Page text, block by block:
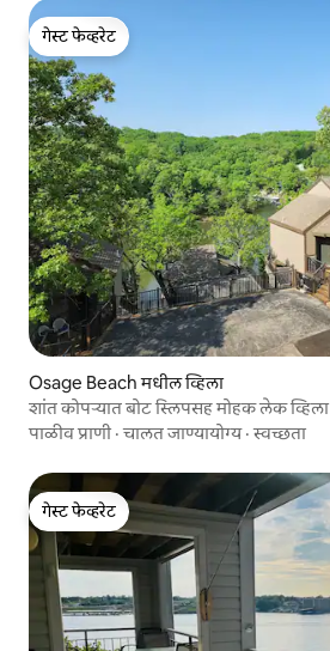
गेस्ट फेव्हरेट
गेस्ट फेव्हरेट
Osage Beach मधील व्हिला
शांत कोपऱ्यात बोट स्लिपसह मोहक लेक व्हिला
पाळीव प्राणी ·चालत जाण्यायोग्य·स्वच्छता
गेस्ट फेव्हरेट
गेस्ट फेव्हरेट